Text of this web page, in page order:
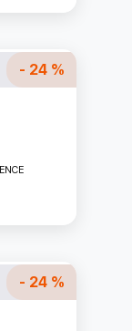
- 24 %
- 24 %